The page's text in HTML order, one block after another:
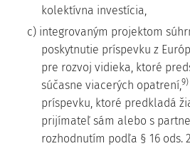
kolektívna investícia,
c) integrovaným projektom
poskytnutie príspevku z
pre rozvoj vidieka, ktoré
súčasne viacerých opatrení,9)
príspevku, ktoré predkladá
prijímateľ sám alebo s
rozhodnutím podľa § 16 ods.